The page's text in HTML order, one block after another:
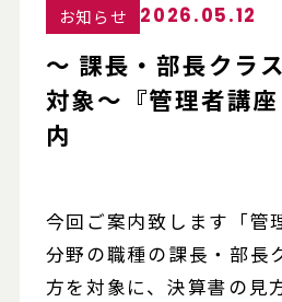
お知らせ 2026.05.12
～ 課長・部長クラ
対象～『管理者講
内
今回ご案内致します「管
分野の職種の課長・部長
方を対象に、決算書の見